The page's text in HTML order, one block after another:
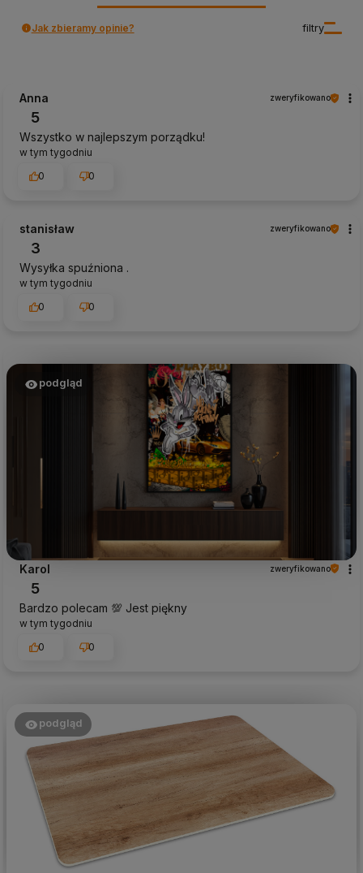
filtry
Jak zbieramy opinie?
Anna zweryfikowano
5
Wszystko w najlepszym porządku!
w tym tygodniu
0
0
stanisław zweryfikowano
3
Wysyłka spuźniona .
w tym tygodniu
0
0
podgląd
Karol zweryfikowano
5
Bardzo polecam 💯 Jest piękny
w tym tygodniu
0
0
podgląd